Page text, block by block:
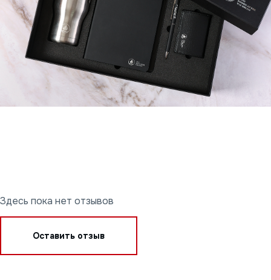
Здесь пока нет отзывов
Оставить отзыв